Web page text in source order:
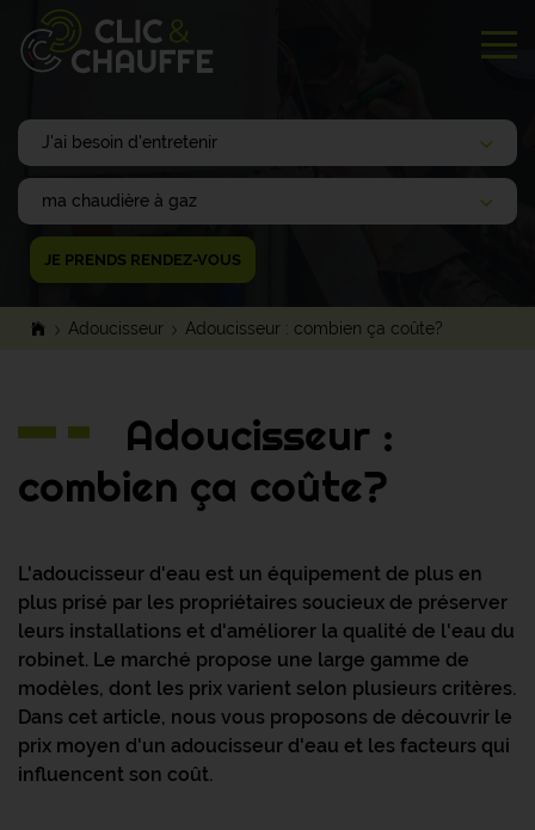
JE PRENDS RENDEZ-VOUS
Adoucisseur Adoucisseur : combien ça coûte?
Adoucisseur :
combien ça coûte?
L'adoucisseur d'eau est un équipement de plus en
plus prisé par les propriétaires soucieux de préserver
leurs installations et d'améliorer la qualité de l'eau du
robinet. Le marché propose une large gamme de
modèles, dont les prix varient selon plusieurs critères.
Dans cet article, nous vous proposons de découvrir le
prix moyen d'un adoucisseur d'eau et les facteurs qui
influencent son coût.